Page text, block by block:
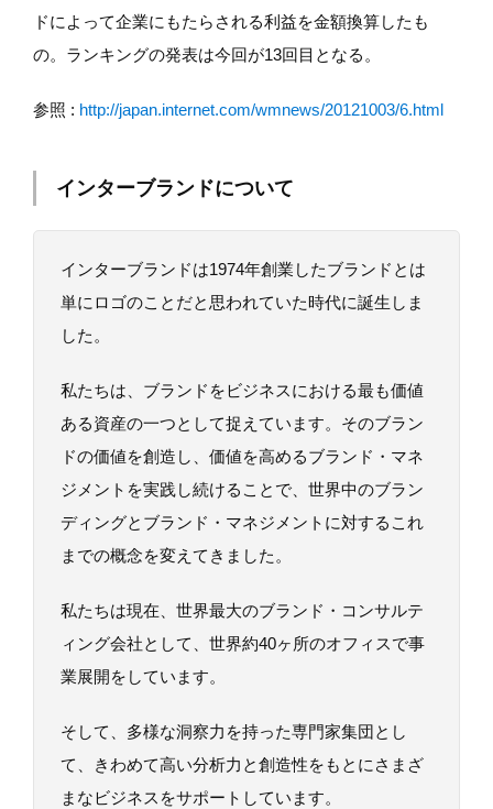
ドによって企業にもたらされる利益を金額換算したも
の。ランキングの発表は今回が13回目となる。
参照 : http://japan.internet.com/wmnews/20121003/6.html
インターブランドについて
インターブランドは1974年創業したブランドとは
単にロゴのことだと思われていた時代に誕生しま
した。
私たちは、ブランドをビジネスにおける最も価値
ある資産の一つとして捉えています。そのブラン
ドの価値を創造し、価値を高めるブランド・マネ
ジメントを実践し続けることで、世界中のブラン
ディングとブランド・マネジメントに対するこれ
までの概念を変えてきました。
私たちは現在、世界最大のブランド・コンサルテ
ィング会社として、世界約40ヶ所のオフィスで事
業展開をしています。
そして、多様な洞察力を持った専門家集団とし
て、きわめて高い分析力と創造性をもとにさまざ
まなビジネスをサポートしています。